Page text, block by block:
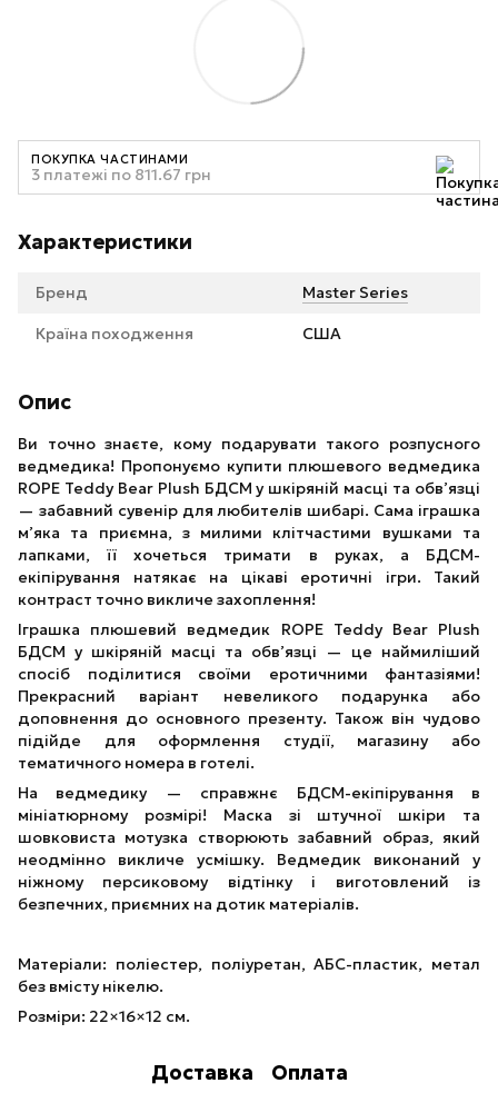
ПОКУПКА ЧАСТИНАМИ
3 платежі по 811.67 грн
Характеристики
Бренд Master Series
Країна походження США
Опис
Ви точно знаєте, кому подарувати такого розпусного
ведмедика! Пропонуємо купити плюшевого ведмедика
ROPE Teddy Bear Plush БДСМ у шкіряній масці та обв’язці
— забавний сувенір для любителів шибарі. Сама іграшка
м’яка та приємна, з милими клітчастими вушками та
лапками, її хочеться тримати в руках, а БДСМ-
екіпірування натякає на цікаві еротичні ігри. Такий
контраст точно викличе захоплення!
Іграшка плюшевий ведмедик ROPE Teddy Bear Plush
БДСМ у шкіряній масці та обв’язці — це наймиліший
спосіб поділитися своїми еротичними фантазіями!
Прекрасний варіант невеликого подарунка або
доповнення до основного презенту. Також він чудово
підійде для оформлення студії, магазину або
тематичного номера в готелі.
На ведмедику — справжнє БДСМ-екіпірування в
мініатюрному розмірі! Маска зі штучної шкіри та
шовковиста мотузка створюють забавний образ, який
неодмінно викличе усмішку. Ведмедик виконаний у
ніжному персиковому відтінку і виготовлений із
безпечних, приємних на дотик матеріалів.
Матеріали: поліестер, поліуретан, АБС-пластик, метал
без вмісту нікелю.
Розміри: 22×16×12 см.
Доставка Оплата